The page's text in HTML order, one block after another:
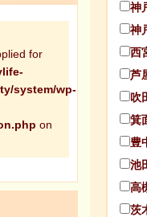
for
system/wp-
on
神
神
西
芦
吹
箕
豊
池
高
茨